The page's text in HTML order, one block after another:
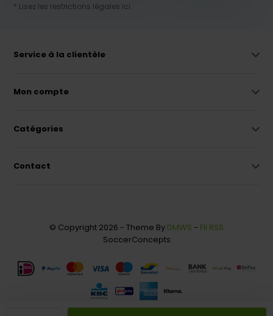
* Lisez les restrictions légales ici
Service à la clientèle
Mon compte
Catégories
Contact
© Copyright 2026 - Theme By DMWS - Fil RSS
SoccerConcepts